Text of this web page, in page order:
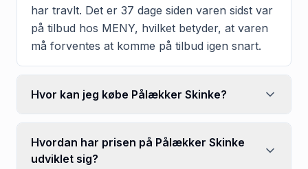
har travlt. Det er 37 dage siden varen sidst var
på tilbud hos MENY, hvilket betyder, at varen
må forventes at komme på tilbud igen snart.
Hvor kan jeg købe Pålækker Skinke?
Hvordan har prisen på Pålækker Skinke
udviklet sig?